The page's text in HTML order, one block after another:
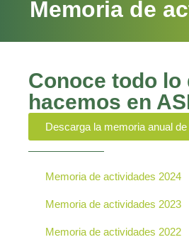
Memoria de
Conoce todo lo
hacemos en
Descarga la memoria anual de
Memoria de actividades 2024
Memoria de actividades 2023
Memoria de actividades 2022